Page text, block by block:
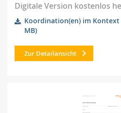
Digitale Version kostenlos
Koordination(en) im
MB)
Zur Detailansicht